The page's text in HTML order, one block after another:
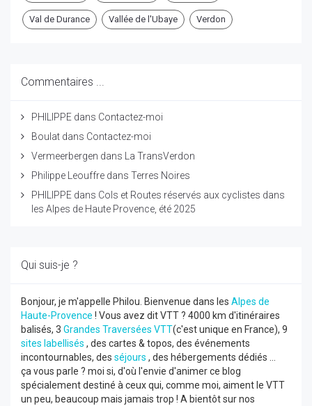
Val de Durance Vallée de l'Ubaye Verdon
Commentaires ...
PHILIPPE dans Contactez-moi
Boulat dans Contactez-moi
Vermeerbergen dans La TransVerdon
Philippe Leouffre dans Terres Noires
PHILIPPE dans Cols et Routes réservés aux cyclistes dans
les Alpes de Haute Provence, été 2025
Qui suis-je ?
Bonjour, je m'appelle Philou. Bienvenue dans les Alpes de
Haute-Provence ! Vous avez dit VTT ? 4000 km d'itinéraires
balisés, 3 Grandes Traversées VTT(c'est unique en France), 9
sites labellisés , des cartes & topos, des événements
incontournables, des séjours , des hébergements dédiés ...
ça vous parle ? moi si, d'où l'envie d'animer ce blog
spécialement destiné à ceux qui, comme moi, aiment le VTT
un peu, beaucoup mais jamais trop ! A bientôt sur nos